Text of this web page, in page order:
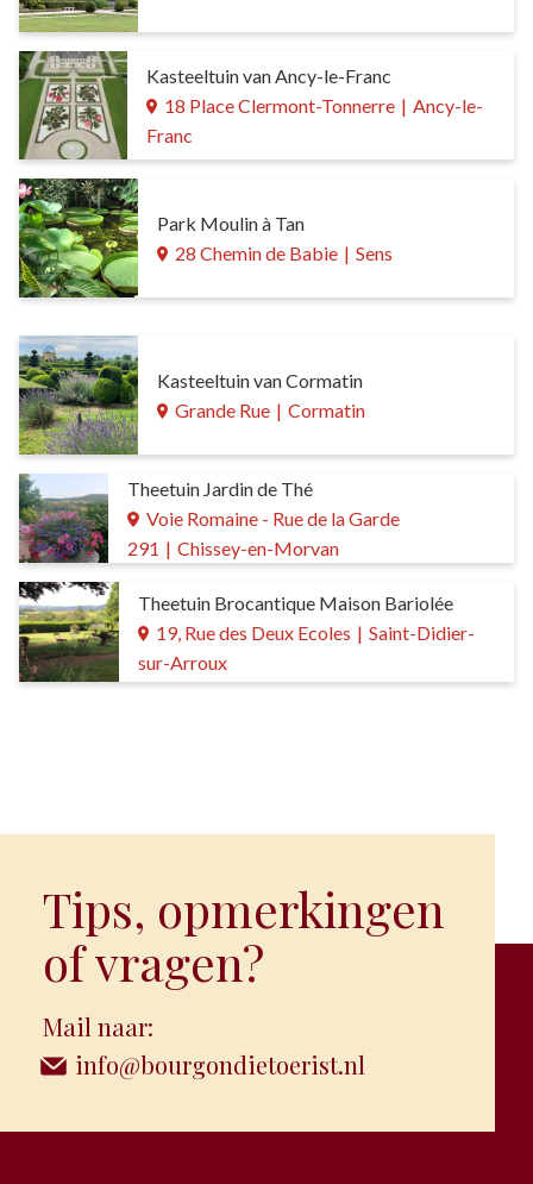
Kasteeltuin van Ancy-le-Franc
18 Place Clermont-Tonnerre | Ancy-le-
Franc
Park Moulin à Tan
28 Chemin de Babie | Sens
Kasteeltuin van Cormatin
Grande Rue | Cormatin
Theetuin Jardin de Thé
Voie Romaine - Rue de la Garde
291 | Chissey-en-Morvan
Theetuin Brocantique Maison Bariolée
19, Rue des Deux Ecoles | Saint-Didier-
sur-Arroux
Tips, opmerkingen
of vragen?
Mail naar:
info@bourgondietoerist.nl